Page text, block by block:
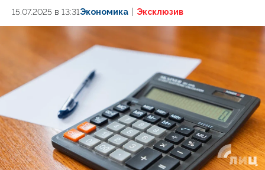
15.07.2025 в 13:31Экономика Эксклюзив